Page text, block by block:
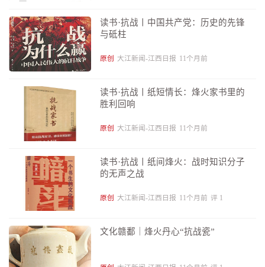
读书·抗战丨中国共产党：历史的先锋
与砥柱
原创 大江新闻-江西日报 11个月前
读书·抗战丨纸短情长：烽火家书里的
胜利回响
原创 大江新闻-江西日报 11个月前
读书·抗战丨纸间烽火：战时知识分子
的无声之战
原创 大江新闻-江西日报 11个月前 评 1
文化赣鄱｜烽火丹心“抗战瓷”